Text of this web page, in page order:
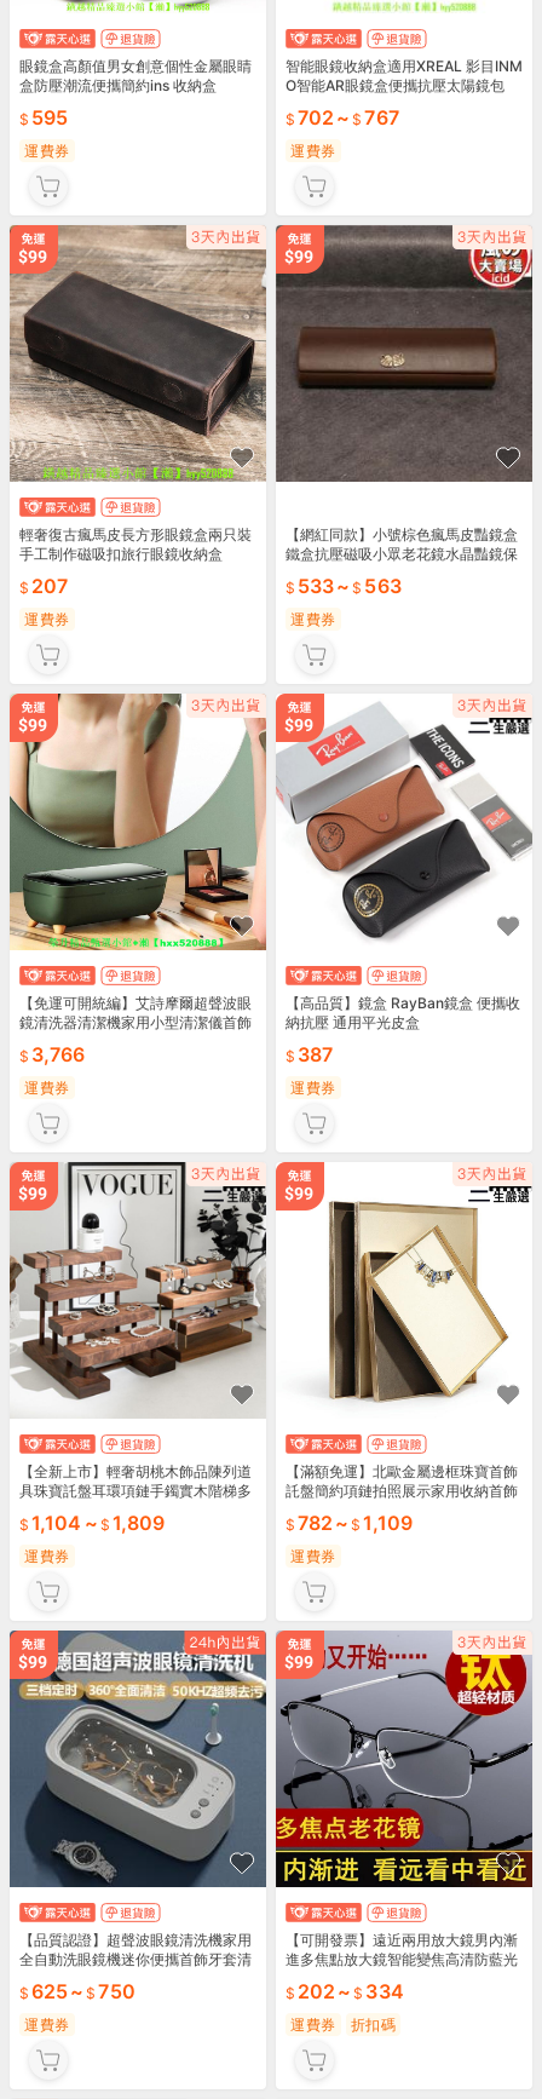
眼鏡盒高顏值男女創意個性金屬眼睛
盒防壓潮流便攜簡約ins 收納盒
595
運費券
智能眼鏡收納盒適用XREAL 影目INM
O智能AR眼鏡盒便攜抗壓太陽鏡包
702 ~ 767
運費券
輕奢復古瘋馬皮長方形眼鏡盒兩只裝
手工制作磁吸扣旅行眼鏡收納盒
207
運費券
【網紅同款】小號棕色瘋馬皮豔鏡盒
鐵盒抗壓磁吸小眾老花鏡水晶豔鏡保
533~ 563
運費券
【免運可開統編】艾詩摩爾超聲波眼
鏡清洗器清潔機家用小型清潔儀首飾
3,766
運費券
【高品質】鏡盒 RayBan鏡盒 便攜收
納抗壓 通用平光皮盒
387
運費券
【全新上市】輕奢胡桃木飾品陳列道
具珠寶託盤耳環項鏈手鐲實木階梯多
1,104 ~ 1,809
運費券
【滿額免運】北歐金屬邊框珠寶首飾
託盤簡約項鏈拍照展示家用收納首飾
782 ~ 1,109
運費券
【品質認證】超聲波眼鏡清洗機家用
全自動洗眼鏡機迷你便攜首飾牙套清
625~ 750
運費券
【可開發票】遠近兩用放大鏡男內漸
進多焦點放大鏡智能變焦高清防藍光
202 ~ 334
運費券 折扣碼